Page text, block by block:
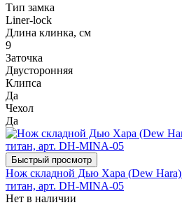
Тип замка
Liner-lock
Длина клинка, см
9
Заточка
Двусторонняя
Клипса
Да
Чехол
Да
Быстрый просмотр
Нож складной Дью Хара (Dew
титан, арт. DH-MINA-05
Нет в наличии